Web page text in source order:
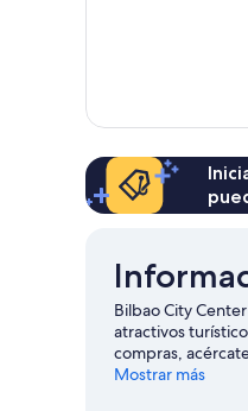
Bilbao City
atractivos
compras,
merecen la pena.
Mostrar más